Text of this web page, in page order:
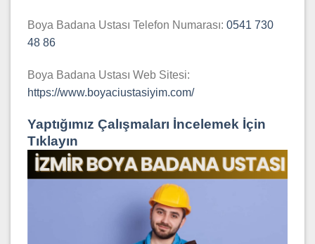
Boya Badana Ustası Telefon Numarası: 0541 730
48 86
Boya Badana Ustası Web Sitesi:
https://www.boyaciustasiyim.com/
Yaptığımız Çalışmaları İncelemek İçin
Tıklayın